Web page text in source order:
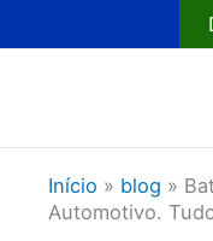
para
Início » blog »
Automotivo.